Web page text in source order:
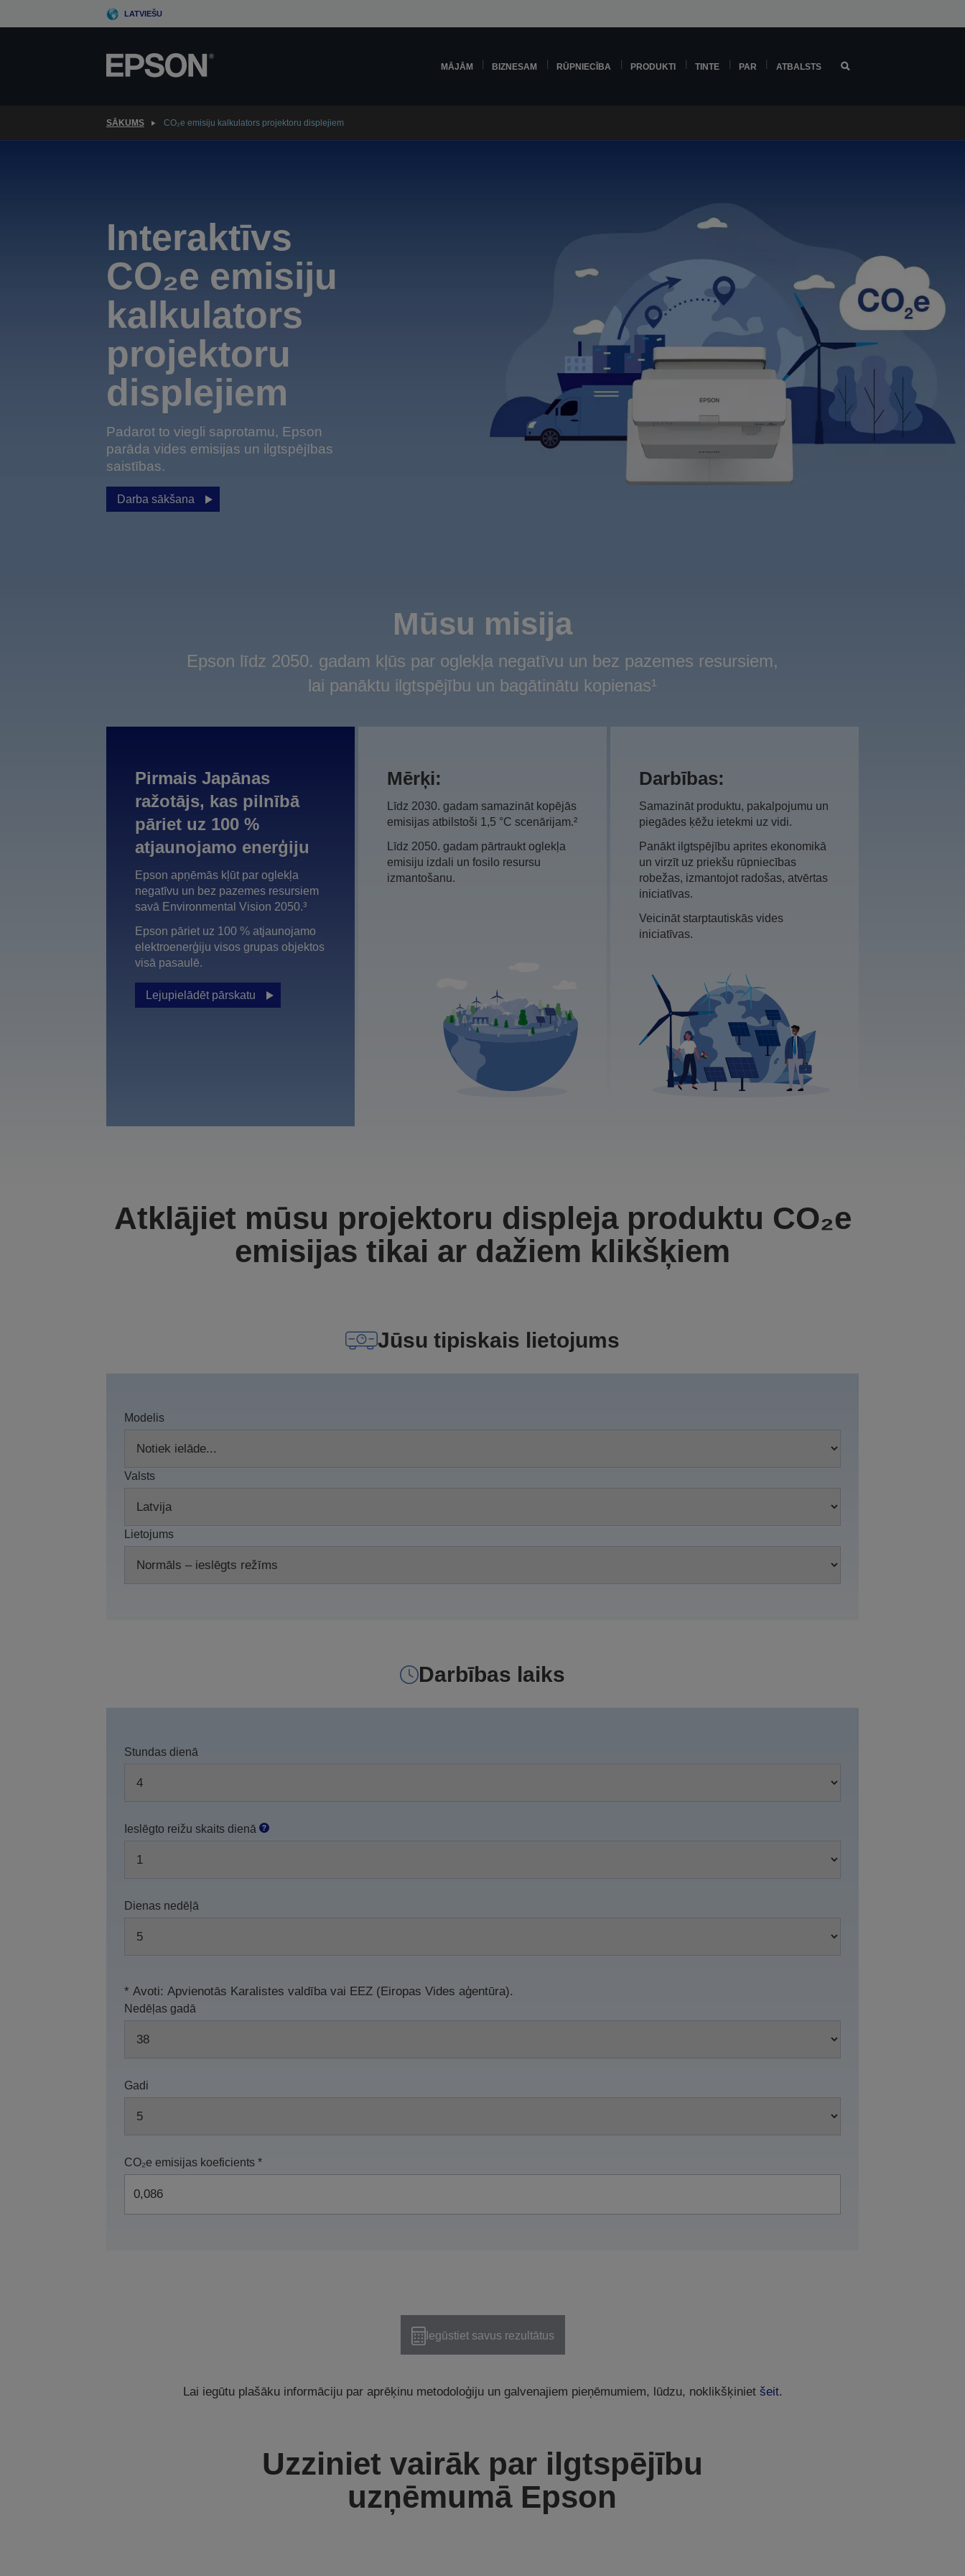
to
LATVIEŠU
MĀJĀM BIZNESAM RŪPNIECĪBA PRODUKTI TINTE PAR ATBALSTS
SĀKUMS CO₂e emisiju kalkulators projektoru displejiem
Interaktīvs
CO₂e emisiju
kalkulators
projektoru
displejiem
Padarot to viegli saprotamu, Epson
parāda vides emisijas un ilgtspējības
saistības.
Darba sākšana
Mūsu misija
Epson līdz 2050. gadam kļūs par oglekļa negatīvu un bez pazemes resursiem,
lai panāktu ilgtspējību un bagātinātu kopienas¹
Pirmais Japānas
ražotājs, kas pilnībā
pāriet uz 100 %
atjaunojamo enerģiju
Epson apņēmās kļūt par oglekļa
negatīvu un bez pazemes resursiem
savā Environmental Vision 2050.³
Epson pāriet uz 100 % atjaunojamo
elektroenerģiju visos grupas objektos
visā pasaulē.
Lejupielādēt pārskatu
Mērķi:
Līdz 2030. gadam samazināt kopējās
emisijas atbilstoši 1,5 °C scenārijam.²
Līdz 2050. gadam pārtraukt oglekļa
emisiju izdali un fosilo resursu
izmantošanu.
Darbības:
Samazināt produktu, pakalpojumu un
piegādes ķēžu ietekmi uz vidi.
Panākt ilgtspējību aprites ekonomikā
un virzīt uz priekšu rūpniecības
robežas, izmantojot radošas, atvērtas
iniciatīvas.
Veicināt starptautiskās vides
iniciatīvas.
Atklājiet mūsu projektoru displeja produktu CO₂e
emisijas tikai ar dažiem klikšķiem
Jūsu tipiskais lietojums
Modelis
Valsts
Lietojums
Darbības laiks
Stundas dienā
Ieslēgto reižu skaits dienā
Dienas nedēļā
* Avoti: Apvienotās Karalistes valdība vai EEZ (Eiropas Vides aģentūra).
Nedēļas gadā
Gadi
CO₂e emisijas koeficients *
Iegūstiet savus rezultātus
Lai iegūtu plašāku informāciju par aprēķinu metodoloģiju un galvenajiem pieņēmumiem, lūdzu, noklikšķiniet šeit.
Uzziniet vairāk par ilgtspējību
uzņēmumā Epson